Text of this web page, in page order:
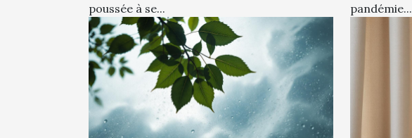
poussée à se...
pandémie...